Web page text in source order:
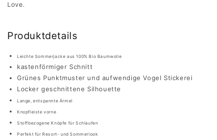
Love.
Produktdetails
Leichte Sommerjacke aus 100% Bio Baumwolle
kastenförmiger Schnitt
Grünes Punktmuster und aufwendige Vogel Stickerei
Locker geschnittene Silhouette
Lange, entspannte Ärmel
Knopfleiste vorne
Stoffbezogene Knöpfe für Schlaufen
Perfekt für Resort- und Sommerlook